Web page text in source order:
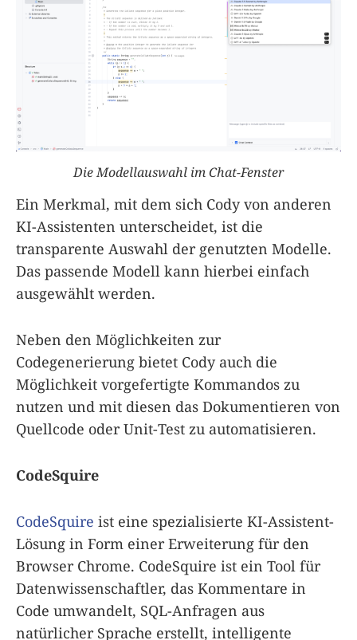
Die Modellauswahl im Chat-Fenster
Ein Merkmal, mit dem sich Cody von anderen
KI-Assistenten unterscheidet, ist die
transparente Auswahl der genutzten Modelle.
Das passende Modell kann hierbei einfach
ausgewählt werden.
Neben den Möglichkeiten zur
Codegenerierung bietet Cody auch die
Möglichkeit vorgefertigte Kommandos zu
nutzen und mit diesen das Dokumentieren von
Quellcode oder Unit-Test zu automatisieren.
CodeSquire
CodeSquire ist eine spezialisierte KI-Assistent-
Lösung in Form einer Erweiterung für den
Browser Chrome. CodeSquire ist ein Tool für
Datenwissenschaftler, das Kommentare in
Code umwandelt, SQL-Anfragen aus
natürlicher Sprache erstellt, intelligente